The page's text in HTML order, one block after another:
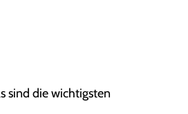
sind die wichtigsten